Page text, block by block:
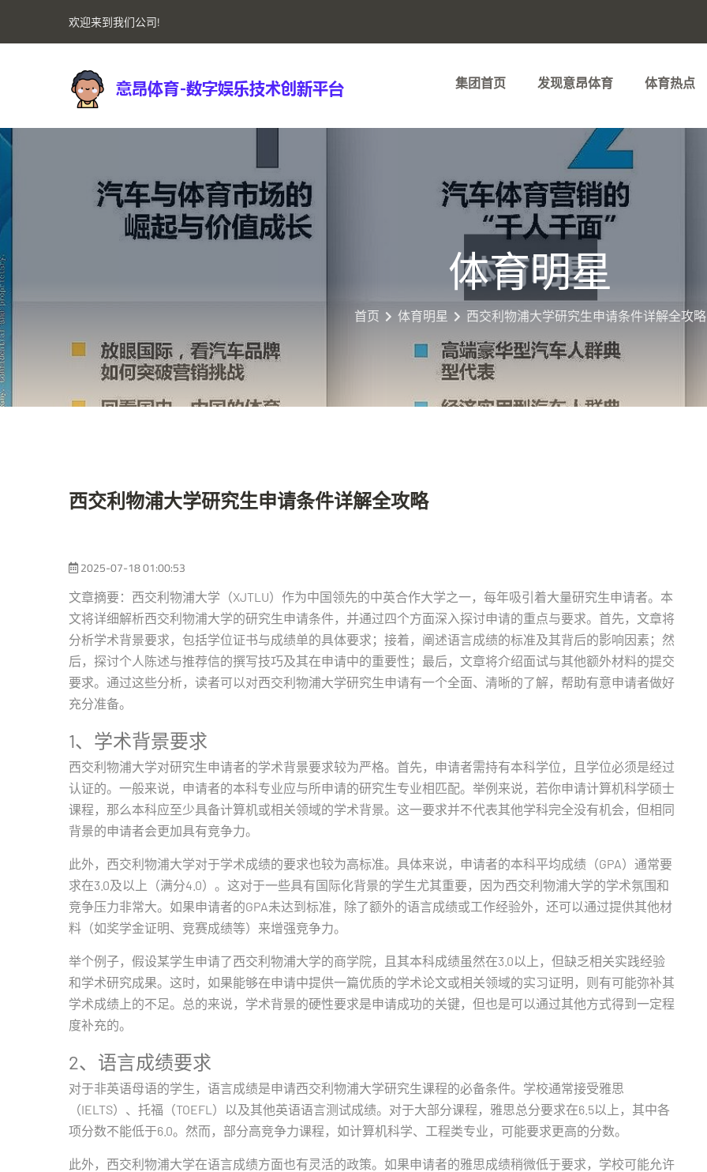
欢迎来到我们公司!
集团首页 发现意昂体育 体育热点
体育明星
首页 体育明星 西交利物浦大学研究生申请条件详解全攻略
西交利物浦大学研究生申请条件详解全攻略
2025-07-18 01:00:53
文章摘要：西交利物浦大学（XJTLU）作为中国领先的中英合作大学之一，每年吸引着大量研究生申请者。本
文将详细解析西交利物浦大学的研究生申请条件，并通过四个方面深入探讨申请的重点与要求。首先，文章将
分析学术背景要求，包括学位证书与成绩单的具体要求；接着，阐述语言成绩的标准及其背后的影响因素；然
后，探讨个人陈述与推荐信的撰写技巧及其在申请中的重要性；最后，文章将介绍面试与其他额外材料的提交
要求。通过这些分析，读者可以对西交利物浦大学研究生申请有一个全面、清晰的了解，帮助有意申请者做好
充分准备。
1、学术背景要求
西交利物浦大学对研究生申请者的学术背景要求较为严格。首先，申请者需持有本科学位，且学位必须是经过
认证的。一般来说，申请者的本科专业应与所申请的研究生专业相匹配。举例来说，若你申请计算机科学硕士
课程，那么本科应至少具备计算机或相关领域的学术背景。这一要求并不代表其他学科完全没有机会，但相同
背景的申请者会更加具有竞争力。
此外，西交利物浦大学对于学术成绩的要求也较为高标准。具体来说，申请者的本科平均成绩（GPA）通常要
求在3.0及以上（满分4.0）。这对于一些具有国际化背景的学生尤其重要，因为西交利物浦大学的学术氛围和
竞争压力非常大。如果申请者的GPA未达到标准，除了额外的语言成绩或工作经验外，还可以通过提供其他材
料（如奖学金证明、竞赛成绩等）来增强竞争力。
举个例子，假设某学生申请了西交利物浦大学的商学院，且其本科成绩虽然在3.0以上，但缺乏相关实践经验
和学术研究成果。这时，如果能够在申请中提供一篇优质的学术论文或相关领域的实习证明，则有可能弥补其
学术成绩上的不足。总的来说，学术背景的硬性要求是申请成功的关键，但也是可以通过其他方式得到一定程
度补充的。
2、语言成绩要求
对于非英语母语的学生，语言成绩是申请西交利物浦大学研究生课程的必备条件。学校通常接受雅思
（IELTS）、托福（TOEFL）以及其他英语语言测试成绩。对于大部分课程，雅思总分要求在6.5以上，其中各
项分数不能低于6.0。然而，部分高竞争力课程，如计算机科学、工程类专业，可能要求更高的分数。
此外，西交利物浦大学在语言成绩方面也有灵活的政策。如果申请者的雅思成绩稍微低于要求，学校可能允许